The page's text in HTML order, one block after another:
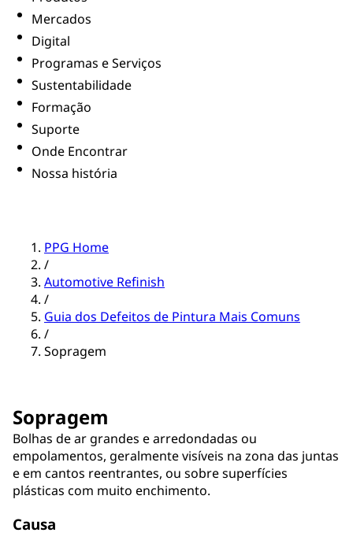
Mercados
Digital
Programas e Serviços
Sustentabilidade
Formação
Suporte
Onde Encontrar
Nossa história
PPG Home
/
Automotive Refinish
/
Guia dos Defeitos de Pintura Mais Comuns
/
Sopragem
Sopragem
Bolhas de ar grandes e arredondadas ou
empolamentos, geralmente visíveis na zona das juntas
e em cantos reentrantes, ou sobre superfícies
plásticas com muito enchimento.
Causa